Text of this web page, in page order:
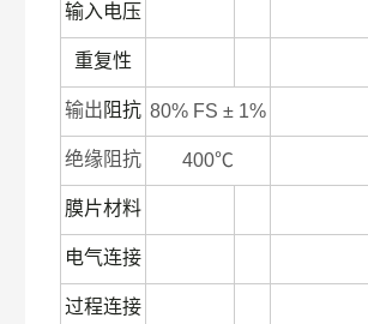
输入电压
重复性
输出 阻抗 80% FS ± 1%
绝缘阻抗 400℃
膜片材料
电气连接
过程连接